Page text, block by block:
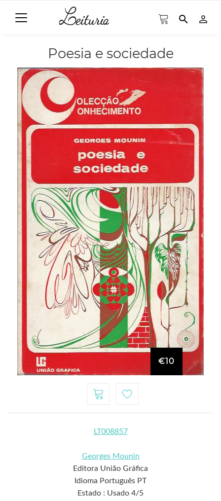
search person_outline
Poesia e sociedade
€10
LT008857
Georges Mounin
Editora União Gráfica
Idioma Português PT
Estado : Usado 4/5